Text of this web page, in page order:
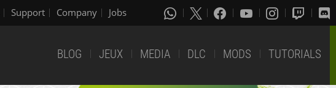
Support Company Jobs
BLOG JEUX MEDIA DLC MODS TUTORIALS